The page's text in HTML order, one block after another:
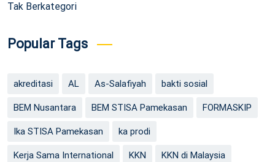
Tak Berkategori
Popular Tags
akreditasi AL As-Salafiyah bakti sosial
BEM Nusantara BEM STISA Pamekasan FORMASKIP
Ika STISA Pamekasan ka prodi
Kerja Sama International KKN KKN di Malaysia